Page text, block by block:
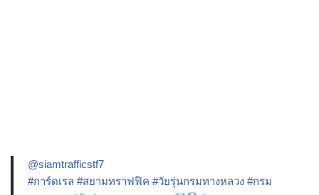
@siamtrafficstf7
#การ์ดเรล #สยามทราฟฟิค #วัยรุ่นกรมทางหลวง #กรม